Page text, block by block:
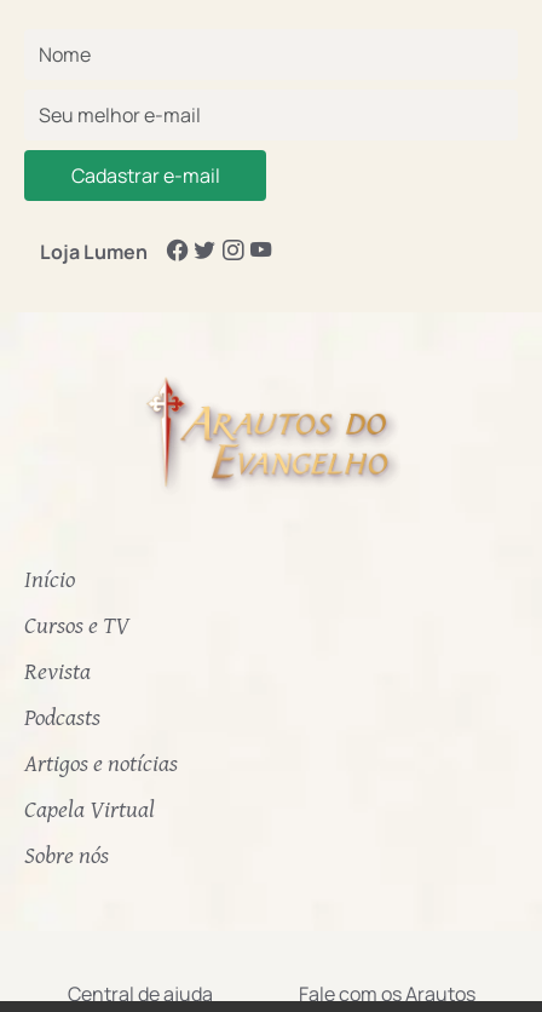
Cadastrar e-mail
Loja Lumen
Início
Cursos e TV
Revista
Podcasts
Artigos e notícias
Capela Virtual
Sobre nós
Central de ajuda Fale com os Arautos